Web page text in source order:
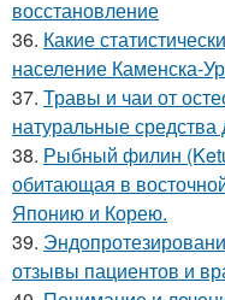
восстановление
36. Какие
население Каменска-
37. Травы и чаи от
натуральные средства
38. Рыбный филин
обитающая в
Японию и Корею.
39.
отзывы пациентов и